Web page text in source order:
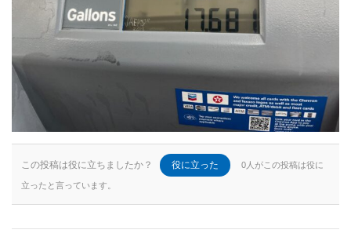
この投稿は役に立ちましたか？ 役に立った 0人がこの投稿は役に
立ったと言っています。